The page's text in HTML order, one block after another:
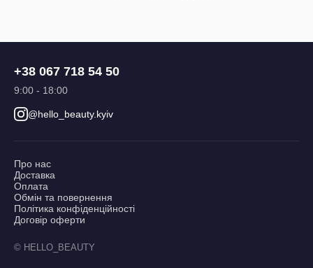
+38 067 718 54 50
9:00 - 18:00
@hello_beauty.kyiv
Про нас
Доставка
Оплата
Обмін та повернення
Політика конфіденційності
Договір оферти
© HELLO_BEAUTY